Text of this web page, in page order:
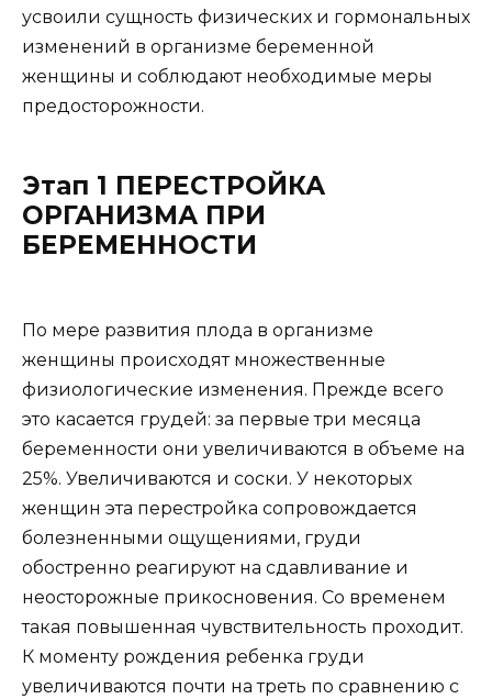
усвоили сущность физических и гормональных
изменений в организме беременной
женщины и соблюдают необходимые меры
предосторожности.
Этап 1 ПЕРЕСТРОЙКА
ОРГАНИЗМА ПРИ
БЕРЕМЕННОСТИ
По мере развития плода в организме
женщины происходят множественные
физиологические изменения. Прежде всего
это касается грудей: за первые три месяца
беременности они увеличиваются в объеме на
25%. Увеличиваются и соски. У некоторых
женщин эта перестройка сопровождается
болезненными ощущениями, груди
обостренно реагируют на сдавливание и
неосторожные прикосновения. Со временем
такая повышенная чувствительность проходит.
К моменту рождения ребенка груди
увеличиваются почти на треть по сравнению с